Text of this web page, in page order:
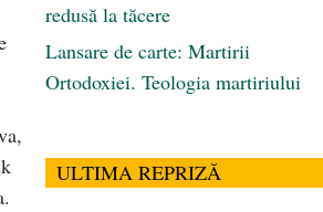
redusă la tăcere
Lansare de carte: Martirii
Ortodoxiei. Teologia martiriului
ULTIMA REPRIZĂ